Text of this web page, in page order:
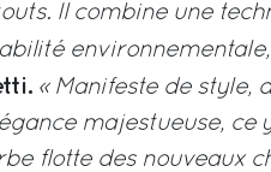
Il combine une
environnementale,
« Manifeste de style,
majestueuse, ce
flotte des nouveaux